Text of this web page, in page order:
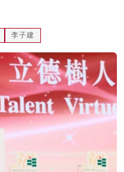
李子建